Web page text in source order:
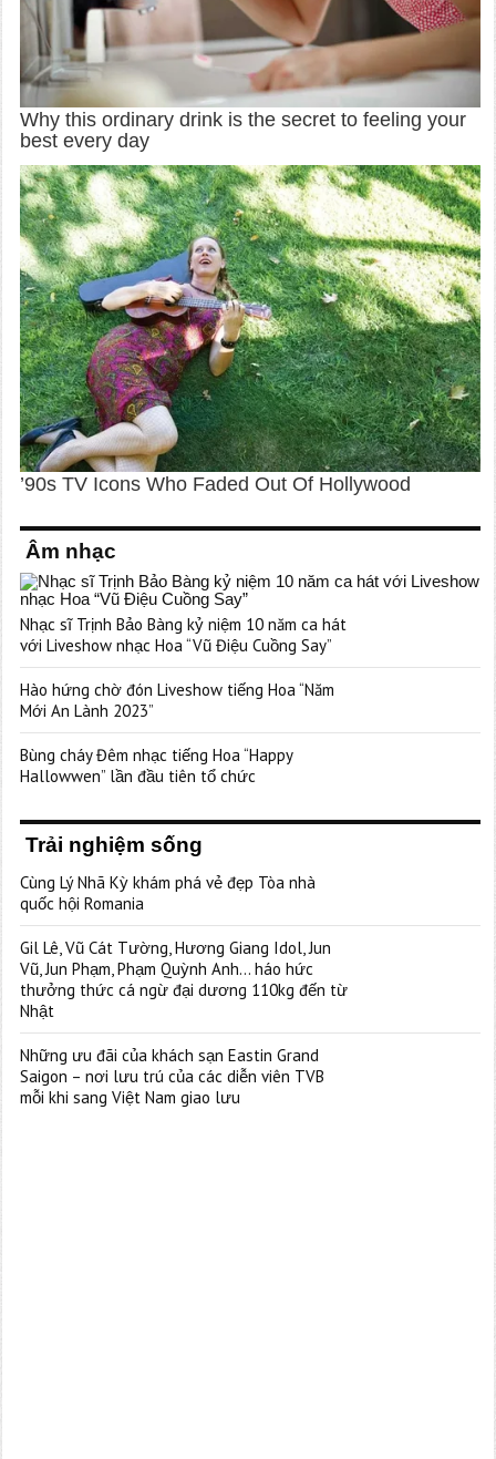
Âm nhạc
Nhạc sĩ Trịnh Bảo Bàng kỷ niệm 10 năm ca hát
với Liveshow nhạc Hoa “Vũ Điệu Cuồng Say”
Hào hứng chờ đón Liveshow tiếng Hoa “Năm
Mới An Lành 2023”
Bùng cháy Đêm nhạc tiếng Hoa “Happy
Hallowwen” lần đầu tiên tổ chức
Trải nghiệm sống
Cùng Lý Nhã Kỳ khám phá vẻ đẹp Tòa nhà
quốc hội Romania
Gil Lê, Vũ Cát Tường, Hương Giang Idol, Jun
Vũ, Jun Phạm, Phạm Quỳnh Anh… háo hức
thưởng thức cá ngừ đại dương 110kg đến từ
Nhật
Những ưu đãi của khách sạn Eastin Grand
Saigon – nơi lưu trú của các diễn viên TVB
mỗi khi sang Việt Nam giao lưu